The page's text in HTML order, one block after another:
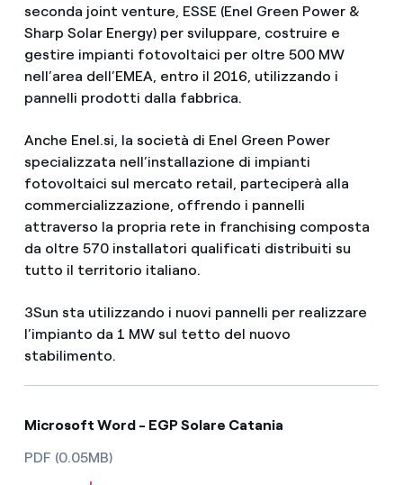
seconda joint venture, ESSE (Enel Green Power &
Sharp Solar Energy) per sviluppare, costruire e
gestire impianti fotovoltaici per oltre 500 MW
nell’area dell’EMEA, entro il 2016, utilizzando i
pannelli prodotti dalla fabbrica.
Anche Enel.si, la società di Enel Green Power
specializzata nell’installazione di impianti
fotovoltaici sul mercato retail, parteciperà alla
commercializzazione, offrendo i pannelli
attraverso la propria rete in franchising composta
da oltre 570 installatori qualificati distribuiti su
tutto il territorio italiano.
3Sun sta utilizzando i nuovi pannelli per realizzare
l’impianto da 1 MW sul tetto del nuovo
stabilimento.
Microsoft Word - EGP Solare Catania
PDF (0.05MB)